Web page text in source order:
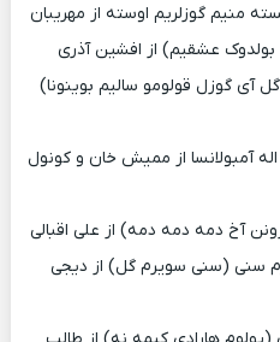
منیم گوزلریم اوسته از مهریبان
عشقیم) از افشین آذری
آی گوزل قولومو سالیم بوینونا)
آمبولانسا از ممیش خان و کونول
آخ دمه دمه دمه) از علی اقبالی
سنی (سنی سویرم گل) از دیجی